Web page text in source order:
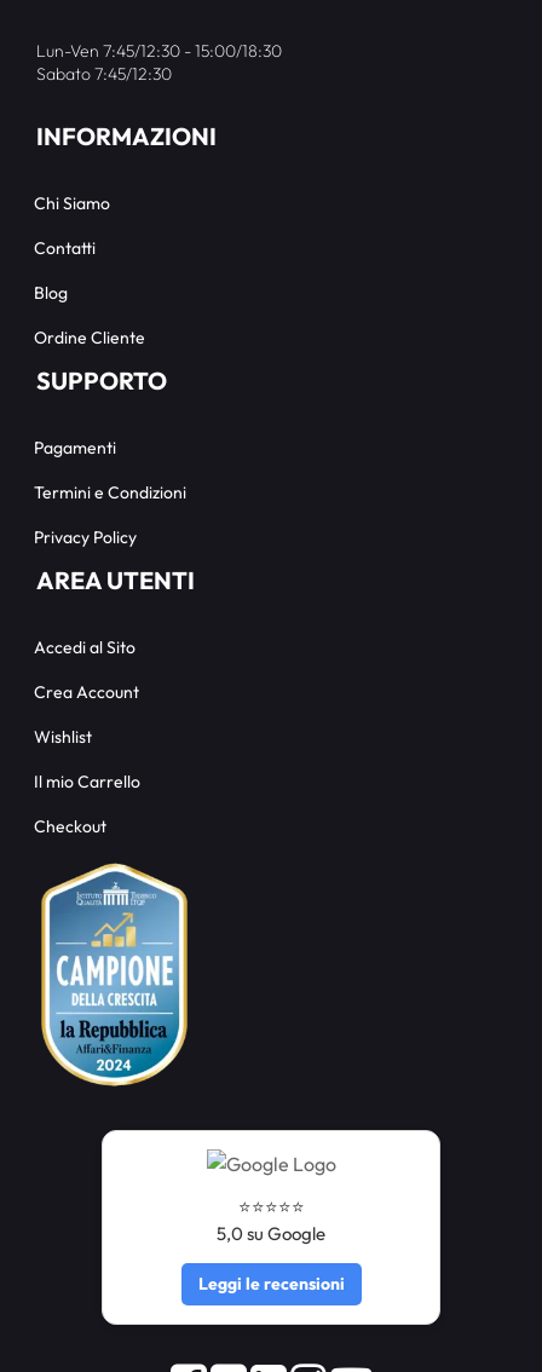
Lun-Ven 7:45/12:30 - 15:00/18:30
Sabato 7:45/12:30
INFORMAZIONI
Chi Siamo
Contatti
Blog
Ordine Cliente
SUPPORTO
Pagamenti
Termini e Condizioni
Privacy Policy
AREA UTENTI
Accedi al Sito
Crea Account
Wishlist
Il mio Carrello
Checkout
⭐️⭐️⭐️⭐️⭐️
5,0 su Google
Leggi le recensioni